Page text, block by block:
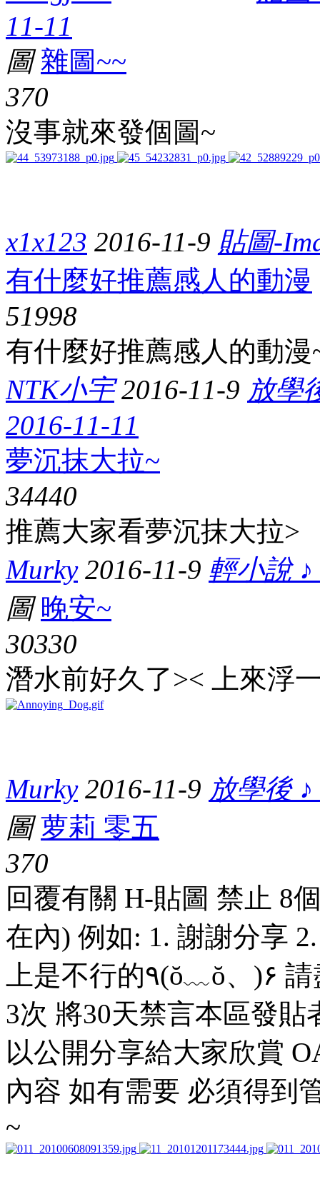
11-11
圖 雜圖~~
370
沒事就來發個圖~
x1x123 2016-11-9 貼圖-
有什麼好推薦感人的動漫
51998
有什麼好推薦感人的動漫
NTK小宇 2016-11-9 放學
2016-11-11
夢沉抹大拉~
34440
推薦大家看夢沉抹大拉>
Murky 2016-11-9 輕小說
圖 晚安~
30330
潛水前好久了>< 上來浮
Murky 2016-11-9 放學後
圖 萝莉 零五
370
回覆有關 H-貼圖 禁止 8
在內) 例如: 1. 謝謝分享
上是不行的٩(ŏ﹏ŏ、)۶ 請盡量地回覆樓主有關主題 違規
3次 將30天禁言本區發
以公開分享給大家欣賞
內容 如有需要 必須得到
~